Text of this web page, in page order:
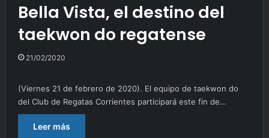
Bella Vista, el destino del
taekwon do regatense
21/02/2020
(Viernes 21 de febrero de 2020). El equipo de taekwon do
del Club de Regatas Corrientes participará este fin de…
Leer más